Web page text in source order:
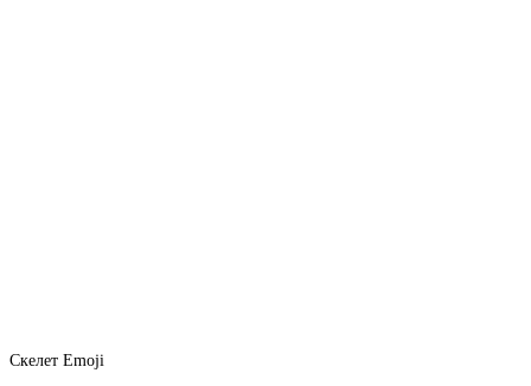
Скелет Emoji